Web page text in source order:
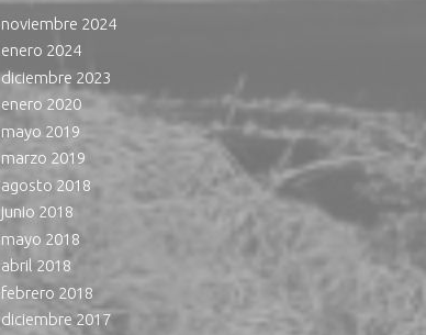
noviembre 2024
enero 2024
diciembre 2023
enero 2020
mayo 2019
marzo 2019
agosto 2018
junio 2018
mayo 2018
abril 2018
febrero 2018
diciembre 2017